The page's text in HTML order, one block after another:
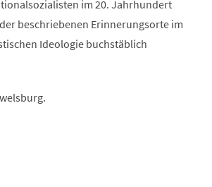
im 20. Jahrhundert
beschriebenen Erinnerungsorte im
Ideologie buchstäblich